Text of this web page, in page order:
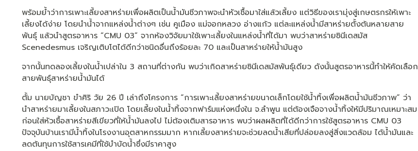
พร้อมย้ำว่าการเพาะเลี้ยงสาหร่ายเพื่อผลิตเป็นน้ำมันชีวภาพจะนำหัวเชื้อมาใส่แล้วเลี้ยง แต่วิธีของเรามุ่งสู่เกษตรกรให้เพาะ
เลี้ยงได้ง่าย โดยนำน้ำจากแหล่งน้ำต่างๆ เช่น คูเมือง แม่จอกหลวง อ่างแก้ว แต่ละแหล่งน้ำมีสาหร่ายตั้งต้นหลายสาย
พันธุ์ แล้วนำสูตรอาหาร “CMU 03” จากห้องวิจัยมาใช้เพาะเลี้ยงในแหล่งน้ำที่ได้มา พบว่าสาหร่ายซินีเดสมัส
Scenedesmus เจริญเติบโตได้ดีกว่าชนิดอื่นถึงร้อยละ 70 และเป็นสาหร่ายให้น้ำมันสูง
จากนั้นทดลองเลี้ยงในน้ำเปล่าใน 3 สถานที่ต่างกัน พบว่าเกิดสาหร่ายซินีเดสมัสพันธุ์เดียว ดังนั้นสูตรอาหารนี้ทำให้คัดเลือก
สายพันธุ์สาหร่ายน้ำมันได้
ตั้ม นายบัญชา ขำศิริ วัย 26 ปี เล่าถึงโครงการ “การเพาะเลี้ยงสาหร่ายขนาดเล็กโดยใช้น้ำทิ้งเพื่อผลิตน้ำมันชีวภาพ” ว่า
นำสาหร่ายมาเลี้ยงในสภาวะเปิด โดยเลี้ยงในน้ำทิ้งจากฟาร์มแห่งหนึ่งใน จ.ลำพูน แต่ต้องเจือจางน้ำทิ้งให้มีปริมาณเหมาะสม
ก่อนใส่หัวเชื้อสาหร่ายสีเขียวที่ให้น้ำมันลงไป ไม่ต้องเติมสารอาหาร พบว่าผลผลิตที่ได้ดีกว่าการใช้สูตรอาหาร CMU 03
ปัจจุบันบ้านเรามีน้ำทิ้งในโรงงานอุตสาหกรรมมาก หากเลี้ยงสาหร่ายจะช่วยลดน้ำเสียที่ปล่อยลงสู่สิ่งแวดล้อม ได้น้ำมันและ
ลดต้นทุนการใช้สารเคมีที่ใช้บำบัดน้ำซึ่งมีราคาสูง